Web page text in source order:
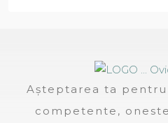
Așteptarea ta
competente,